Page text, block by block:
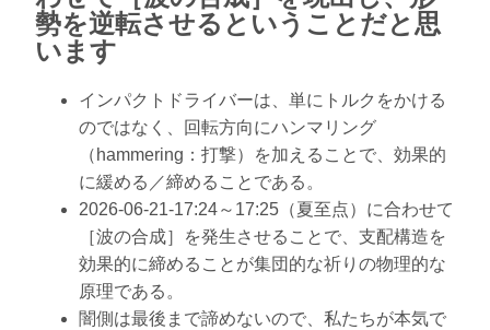
勢を逆転させるということだと思
います
インパクトドライバーは、単にトルクをかける
のではなく、回転方向にハンマリング
（hammering：打撃）を加えることで、効果的
に緩める／締めることである。
2026-06-21-17:24～17:25（夏至点）に合わせて
［波の合成］を発生させることで、支配構造を
効果的に締めることが集団的な祈りの物理的な
原理である。
闇側は最後まで諦めないので、私たちが本気で